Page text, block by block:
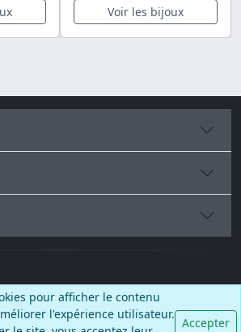
Voir les bijoux
TikTok
pour afficher le contenu
l'expérience utilisateur.
Accepter